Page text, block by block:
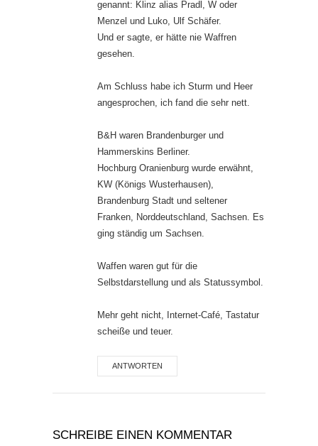
genannt: Klinz alias Pradl, W oder
Menzel und Luko, Ulf Schäfer.
Und er sagte, er hätte nie Waffren
gesehen.
Am Schluss habe ich Sturm und Heer
angesprochen, ich fand die sehr nett.
B&H waren Brandenburger und
Hammerskins Berliner.
Hochburg Oranienburg wurde erwähnt,
KW (Königs Wusterhausen),
Brandenburg Stadt und seltener
Franken, Norddeutschland, Sachsen. Es
ging ständig um Sachsen.
Waffen waren gut für die
Selbstdarstellung und als Statussymbol.
Mehr geht nicht, Internet-Café, Tastatur
scheiße und teuer.
ANTWORTEN
SCHREIBE EINEN KOMMENTAR